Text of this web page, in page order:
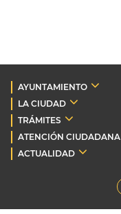
AYUNTAMIENTO
LA CIUDAD
TRÁMITES
ATENCIÓN CIUDADANA
ACTUALIDAD